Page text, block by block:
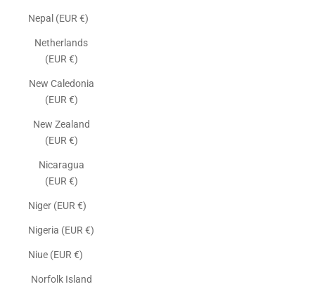
Nepal (EUR €)
Netherlands
(EUR €)
New Caledonia
(EUR €)
New Zealand
(EUR €)
Nicaragua
(EUR €)
Niger (EUR €)
Nigeria (EUR €)
Niue (EUR €)
Norfolk Island